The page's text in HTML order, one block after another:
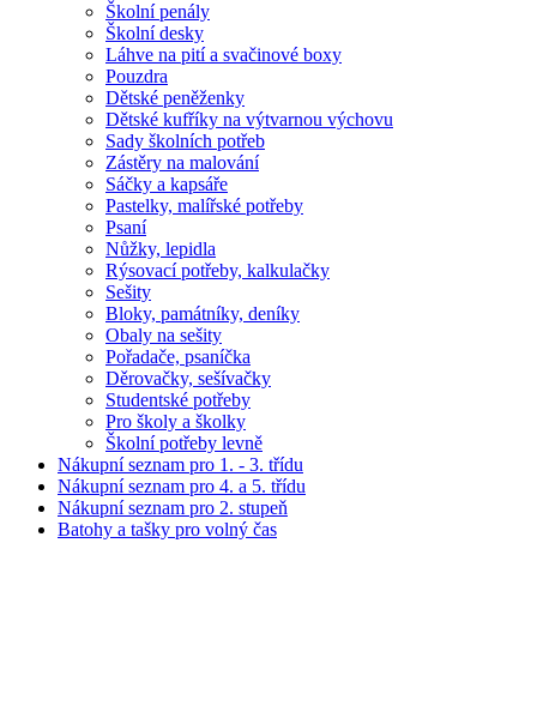
Školní penály
Školní desky
Láhve na pití a svačinové boxy
Pouzdra
Dětské peněženky
Dětské kufříky na výtvarnou výchovu
Sady školních potřeb
Zástěry na malování
Sáčky a kapsáře
Pastelky, malířské potřeby
Psaní
Nůžky, lepidla
Rýsovací potřeby, kalkulačky
Sešity
Bloky, památníky, deníky
Obaly na sešity
Pořadače, psaníčka
Děrovačky, sešívačky
Studentské potřeby
Pro školy a školky
Školní potřeby levně
Nákupní seznam pro 1. - 3. třídu
Nákupní seznam pro 4. a 5. třídu
Nákupní seznam pro 2. stupeň
Batohy a tašky pro volný čas